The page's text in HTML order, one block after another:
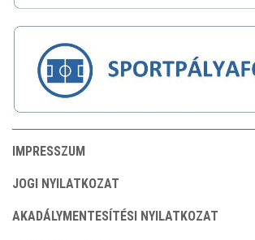
IMPRESSZUM
JOGI NYILATKOZAT
AKADÁLYMENTESÍTÉSI NYILATKOZAT